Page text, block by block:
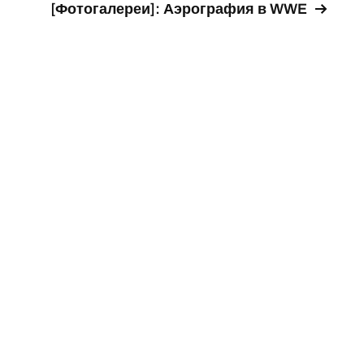
[Фотогалереи]: Аэрография в WWE